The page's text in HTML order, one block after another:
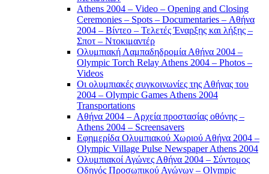
Athens 2004 – Video – Opening and Closing
Ceremonies – Spots – Documentaries – Αθήνα
2004 – Βίντεο – Τελετές Έναρξης και λήξης –
Σποτ – Ντοκιμαντέρ
Ολυμπιακή Λαμπαδηδρομία Αθήνα 2004 –
Olympic Torch Relay Athens 2004 – Photos –
Videos
Οι ολυμπιακές συγκοινωνίες της Αθήνας του
2004 – Olympic Games Athens 2004
Transportations
Αθήνα 2004 – Αρχεία προστασίας οθόνης –
Athens 2004 – Screensavers
Εφημερίδα Ολυμπιακού Χωριού Αθήνα 2004 –
Olympic Village Pulse Newspaper Athens 2004
Ολυμπιακοί Αγώνες Αθήνα 2004 – Σύντομος
Οδηγός Προσωπικού Αγώνων – Olympic